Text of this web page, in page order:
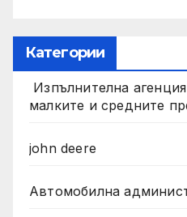
Категории
Изпълнителна
малките и средните
john deere
Автомобилна